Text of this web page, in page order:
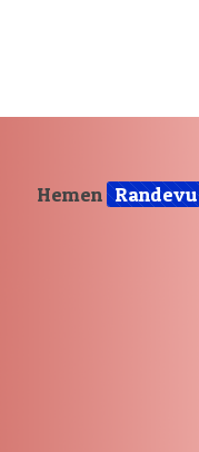
Hemen Randevu